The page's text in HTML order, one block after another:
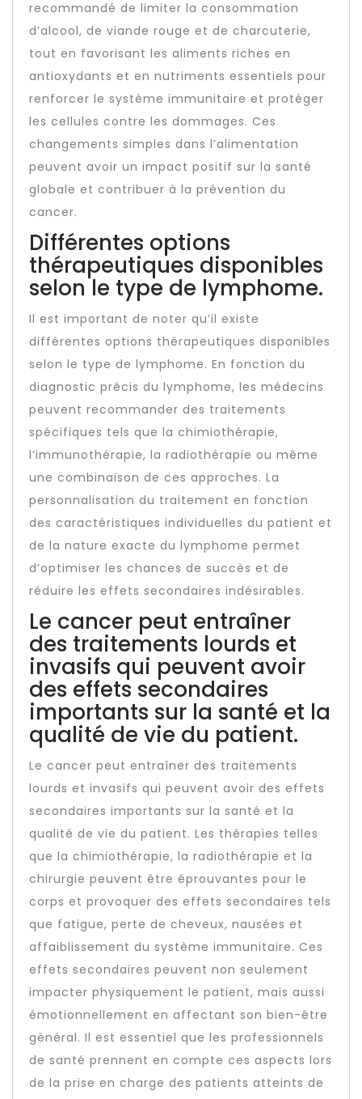
recommandé de limiter la consommation
d’alcool, de viande rouge et de charcuterie,
tout en favorisant les aliments riches en
antioxydants et en nutriments essentiels pour
renforcer le système immunitaire et protéger
les cellules contre les dommages. Ces
changements simples dans l’alimentation
peuvent avoir un impact positif sur la santé
globale et contribuer à la prévention du
cancer.
Différentes options
thérapeutiques disponibles
selon le type de lymphome.
Il est important de noter qu’il existe
différentes options thérapeutiques disponibles
selon le type de lymphome. En fonction du
diagnostic précis du lymphome, les médecins
peuvent recommander des traitements
spécifiques tels que la chimiothérapie,
l’immunothérapie, la radiothérapie ou même
une combinaison de ces approches. La
personnalisation du traitement en fonction
des caractéristiques individuelles du patient et
de la nature exacte du lymphome permet
d’optimiser les chances de succès et de
réduire les effets secondaires indésirables.
Le cancer peut entraîner
des traitements lourds et
invasifs qui peuvent avoir
des effets secondaires
importants sur la santé et la
qualité de vie du patient.
Le cancer peut entraîner des traitements
lourds et invasifs qui peuvent avoir des effets
secondaires importants sur la santé et la
qualité de vie du patient. Les thérapies telles
que la chimiothérapie, la radiothérapie et la
chirurgie peuvent être éprouvantes pour le
corps et provoquer des effets secondaires tels
que fatigue, perte de cheveux, nausées et
affaiblissement du système immunitaire. Ces
effets secondaires peuvent non seulement
impacter physiquement le patient, mais aussi
émotionnellement en affectant son bien-être
général. Il est essentiel que les professionnels
de santé prennent en compte ces aspects lors
de la prise en charge des patients atteints de